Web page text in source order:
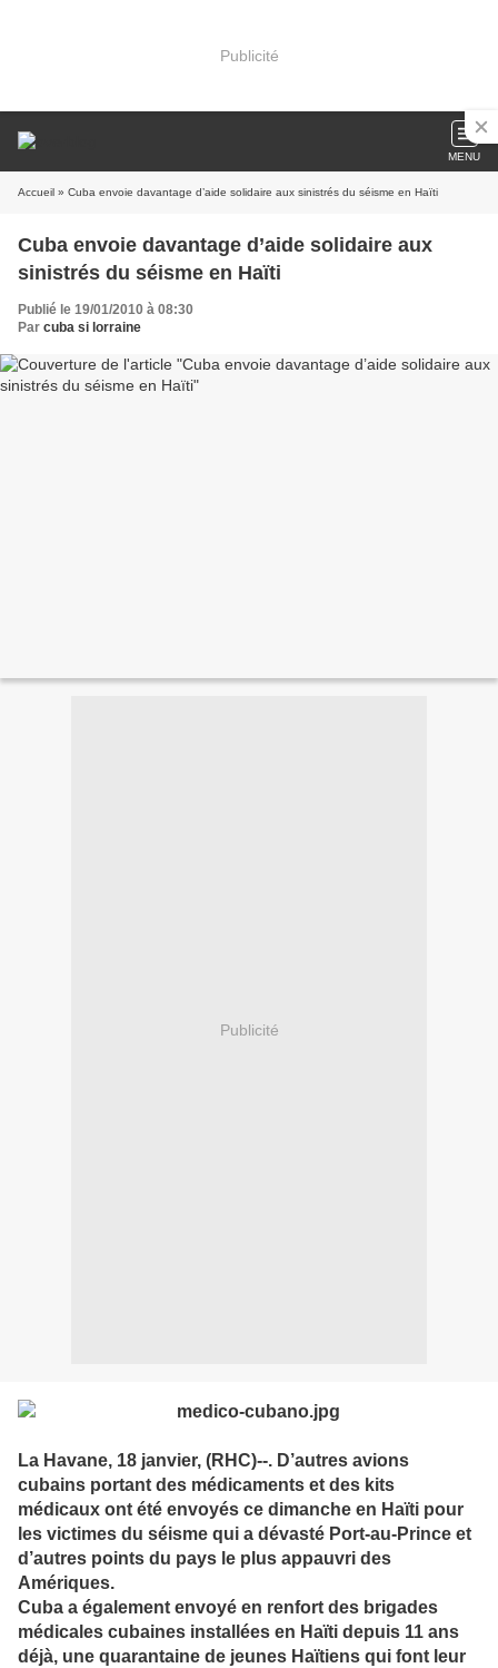
Publicité
MENU
Accueil » Cuba envoie davantage d’aide solidaire aux sinistrés du séisme en Haïti
Cuba envoie davantage d’aide solidaire aux
sinistrés du séisme en Haïti
Publié le 19/01/2010 à 08:30
Par cuba si lorraine
Publicité
La Havane, 18 janvier, (RHC)--. D’autres avions
cubains portant des médicaments et des kits
médicaux ont été envoyés ce dimanche en Haïti pour
les victimes du séisme qui a dévasté Port-au-Prince et
d’autres points du pays le plus appauvri des
Amériques.
Cuba a également envoyé en renfort des brigades
médicales cubaines installées en Haïti depuis 11 ans
déjà, une quarantaine de jeunes Haïtiens qui font leur